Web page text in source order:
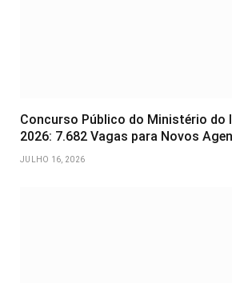
Concurso Público do Ministério do
2026: 7.682 Vagas para Novos
JULHO 16, 2026